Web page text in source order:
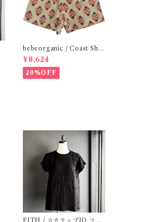
bebeorganic / Coast Sho
rts Under The Sea ( 3・５
Y)
¥8,624
20%OFF
FITH / スカラップJQ フレ